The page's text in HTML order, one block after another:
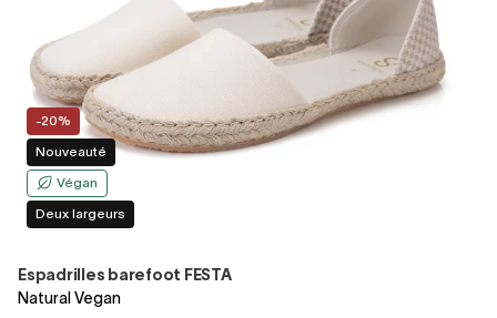
-20%
Nouveauté
Végan
Deux largeurs
Espadrilles barefoot FESTA
Natural Vegan